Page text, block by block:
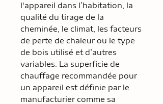
l'appareil dans l’habitation, la
qualité du tirage de la
cheminée, le climat, les facteurs
de perte de chaleur ou le type
de bois utilisé et d’autres
variables. La superficie de
chauffage recommandée pour
un appareil est définie par le
manufacturier comme sa